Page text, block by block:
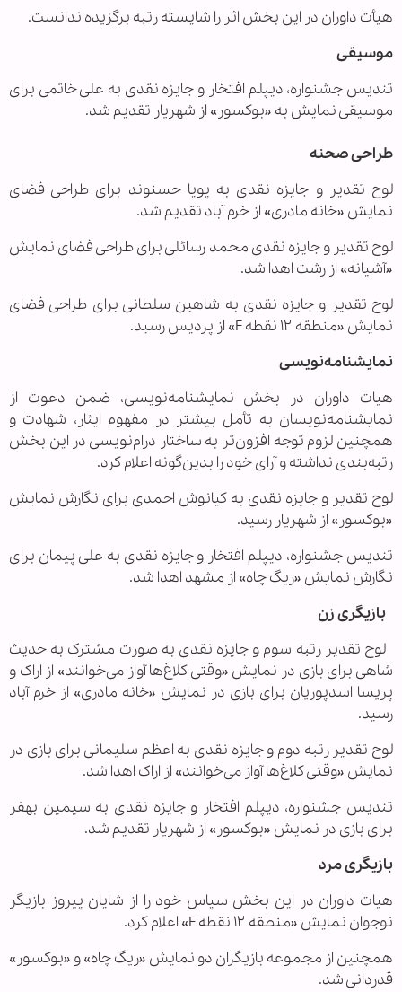
هیأت داوران در این بخش اثر را شایسته رتبه برگزیده ندانست.
موسیقی
تندیس جشنواره، دیپلم افتخار و جایزه نقدی به علی خاتمی برای
موسیقی نمایش به «بوکسور» از شهریار تقدیم شد.
طراحی صحنه
لوح تقدیر و جایزه نقدی به پویا حسنوند برای طراحی فضای
نمایش «خانه مادری» از خرم آباد تقدیم شد.
لوح تقدیر و جایزه نقدی محمد رسائلی برای طراحی فضای نمایش
«آشیانه» از رشت اهدا شد.
لوح تقدیر و جایزه نقدی به شاهین سلطانی برای طراحی فضای
نمایش «منطقه ۱۲ نقطه F» از پردیس رسید.
نمایشنامه‌نویسی
هیات داوران در بخش نمایشنامه‌نویسی، ضمن دعوت از
نمایشنامه‌نویسان به تأمل بیشتر در مفهوم ایثار، شهادت و
همچنین لزوم توجه افزون‌تر به ساختار درام‌نویسی در این بخش
رتبه‌بندی نداشته و آرای خود را بدین‌گونه اعلام کرد.
لوح تقدیر و جایزه نقدی به کیانوش احمدی برای نگارش نمایش
«بوکسور» از شهریار رسید.
تندیس جشنواره، دیپلم افتخار و جایزه نقدی به علی پیمان برای
نگارش نمایش «ریگ چاه» از مشهد اهدا شد.
بازیگری زن
لوح تقدیر رتبه سوم و جایزه نقدی به صورت مشترک به حدیث
شاهی برای بازی در نمایش «وقتی کلاغ‌ها آواز می‌خوانند» از اراک و
پریسا اسدپوریان برای بازی در نمایش «خانه مادری» از خرم آباد
رسید.
لوح تقدیر رتبه دوم و جایزه نقدی به اعظم سلیمانی برای بازی در
نمایش «وقتی کلاغ‌ها آواز می‌خوانند» از اراک اهدا شد.
تندیس جشنواره، دیپلم افتخار و جایزه نقدی به سیمین بهفر
برای بازی در نمایش «بوکسور» از شهریار تقدیم شد.
بازیگری مرد
هیات داوران در این بخش سپاس خود را از شایان پیروز بازیگر
نوجوان نمایش «منطقه ۱۲ نقطه F» اعلام کرد.
همچنین از مجموعه بازیگران دو نمایش «ریگ چاه» و «بوکسور»
قدردانی شد.